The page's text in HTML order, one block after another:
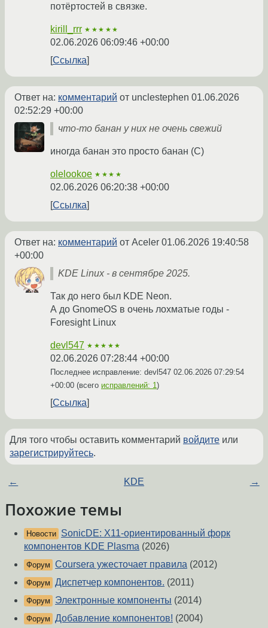
потёртостей в связке.
kirill_rrr ★★★★★
02.06.2026 06:09:46 +00:00
Ссылка
Ответ на: комментарий от unclestephen 01.06.2026
02:52:29 +00:00
что-то банан у них не очень свежий
иногда банан это просто банан (C)
olelookoe ★★★★
02.06.2026 06:20:38 +00:00
Ссылка
Ответ на: комментарий от Aceler 01.06.2026 19:40:58
+00:00
KDE Linux - в сентябре 2025.
Так до него был KDE Neon.
А до GnomeOS в очень лохматые годы -
Foresight Linux
devl547 ★★★★★
02.06.2026 07:28:44 +00:00
Последнее исправление: devl547 02.06.2026 07:29:54
+00:00 (всего исправлений: 1 )
Ссылка
Для того чтобы оставить комментарий войдите или
зарегистрируйтесь.
← KDE →
Похожие темы
Новости SonicDE: X11-ориентированный форк
компонентов KDE Plasma (2026)
Форум Coursera ужесточает правила (2012)
Форум Диспетчер компонентов. (2011)
Форум Электронные компоненты (2014)
Форум Добавление компонентов! (2004)